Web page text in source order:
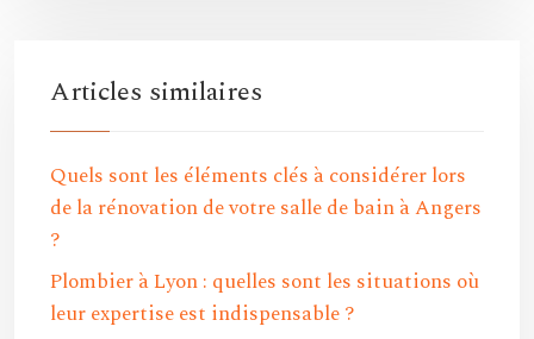
Articles similaires
Quels sont les éléments clés à considérer lors
de la rénovation de votre salle de bain à Angers
?
Plombier à Lyon : quelles sont les situations où
leur expertise est indispensable ?